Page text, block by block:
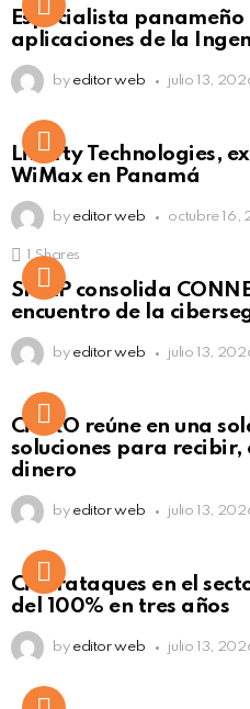
Click to
Especialista
aplicaciones de la
by editor web julio 13,
Liberty Technologies,
WiMax en Panamá
by editor web octubre 16,
Click to
Shares
SISAP consolida
encuentro de la
by editor web julio 13,
Not Safe
Click to
CiNKO reúne en una
soluciones para recibir,
dinero
by editor web julio 13,
Ciberataques en el
del 100% en tres años
by editor web julio 13,